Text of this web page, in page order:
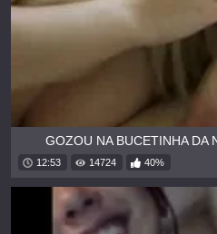
GOZOU NA BUCETINHA DA
12:53 14724 40%